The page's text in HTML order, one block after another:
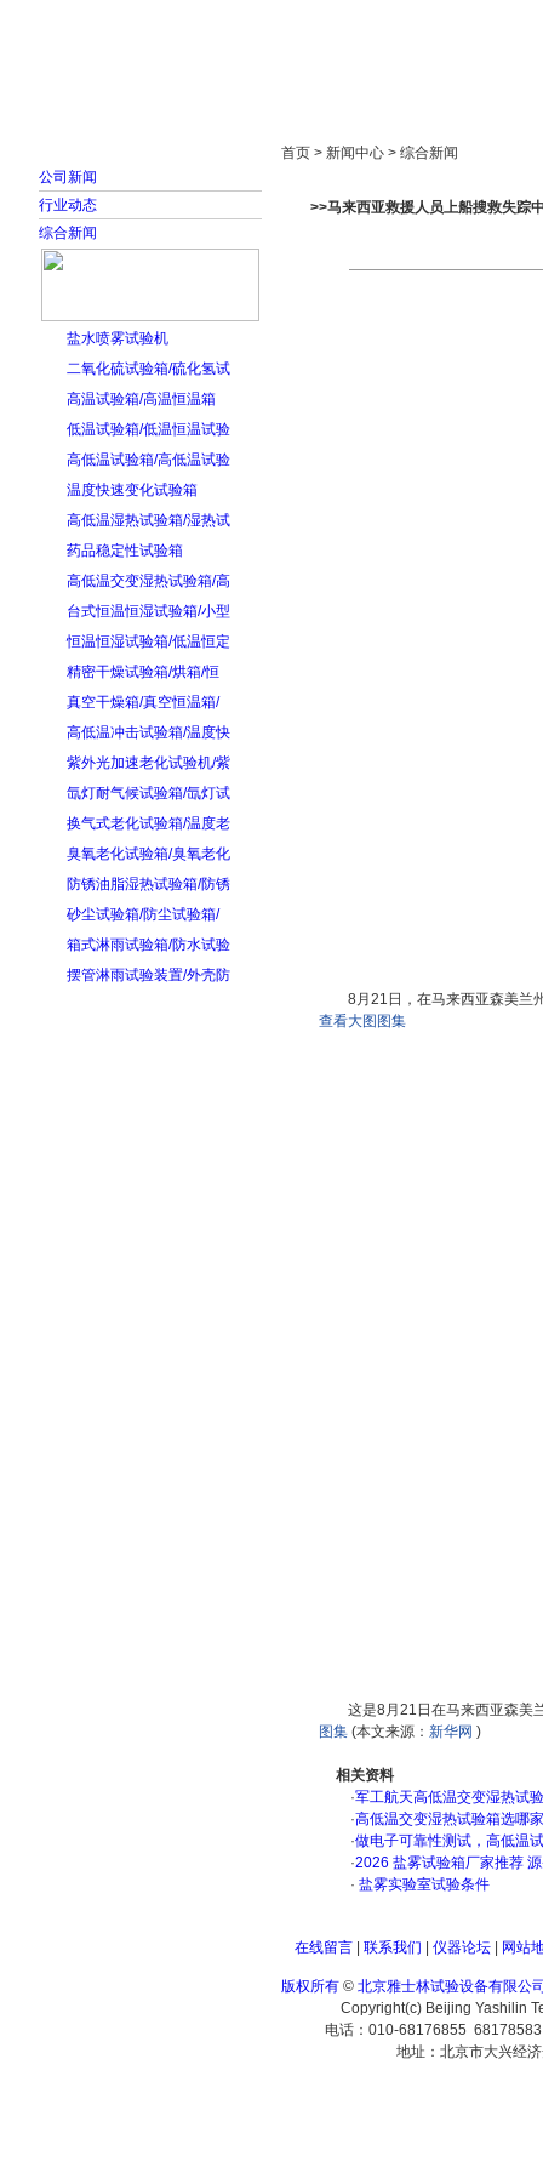
公司新闻
行业动态
综合新闻
盐水喷雾试验机
二氧化硫试验箱/硫化氢试
高温试验箱/高温恒温箱
低温试验箱/低温恒温试验
高低温试验箱/高低温试验
温度快速变化试验箱
高低温湿热试验箱/湿热试
药品稳定性试验箱
高低温交变湿热试验箱/高
台式恒温恒湿试验箱/小型
恒温恒湿试验箱/低温恒定
精密干燥试验箱/烘箱/恒
真空干燥箱/真空恒温箱/
高低温冲击试验箱/温度快
紫外光加速老化试验机/紫
氙灯耐气候试验箱/氙灯试
换气式老化试验箱/温度老
臭氧老化试验箱/臭氧老化
防锈油脂湿热试验箱/防锈
砂尘试验箱/防尘试验箱/
箱式淋雨试验箱/防水试验
摆管淋雨试验装置/外壳防
首页 > 新闻中心 > 综合新闻
>>马来西亚救援人员上船搜救失踪
8月21日，在马来西亚森美兰
查看大图图集
这是8月21日在马来西亚森美
图集 (本文来源： 新华网 )
相关资料
·军工航天高低温交变湿热试
·高低温交变湿热试验箱选哪
·做电子可靠性测试，高低温
·2026 盐雾试验箱厂家推荐
· 盐雾实验室试验条件
在线留言| 联系我们 仪器论坛| 网站
版权所有 © 北京雅士林试验设备有限公
Copyright(c) Beijing Yashilin
电话：010-68176855
地址：北京市大兴经